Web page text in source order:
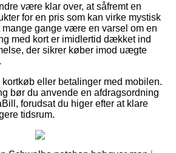
være klar over, at såfremt en
for en pris som kan virke mystisk
gange være en varsel om en
med kort er imidlertid dækket ind
der sikrer køber imod uægte
eller betalinger med mobilen.
bør du anvende en afdragsordning
forudsat du higer efter at klare
tidsrum.